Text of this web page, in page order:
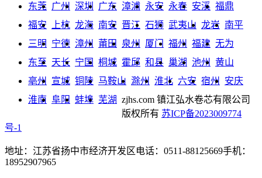
东莞 广州 深圳 广东 漳浦 永安 永春 安溪 福鼎
福安
上杭 龙海 南安 晋江 石狮 武夷山 龙岩 南平
三明
宁德 漳州 莆田 泉州 厦门 福州 福建 无为
东至 天长 宁国 桐城 霍邱 和县 巢湖 池州
黄山
亳州
宣城 铜陵 马鞍山 滁州 淮北 六安 宿州
安庆
淮南 阜阳 蚌埠 芜湖 zjhs.com 镇江弘水卷芯有限公司
版权所有 苏ICP备2023009774
号-1
地址：江苏省扬中市经济开发区电话：0511-88125669手机：
18952907965